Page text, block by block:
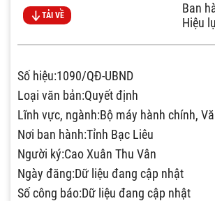
TẢI VỀ
Ban
Hiệu
Số hiệu:1090/QĐ-UBND
Loại văn bản:Quyết định
Lĩnh vực, ngành:Bộ máy hành chính,
Nơi ban hành:Tỉnh Bạc Liêu
Người ký:Cao Xuân Thu Vân
Ngày đăng:Dữ liệu đang cập nhật
Số công báo:Dữ liệu đang cập nhật